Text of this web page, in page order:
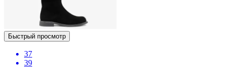
Быстрый просмотр
37
39